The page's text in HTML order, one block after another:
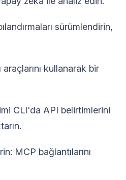
sürümlendirin,
kullanarak bir
CLI'da API belirtimlerini
MCP bağlantılarını